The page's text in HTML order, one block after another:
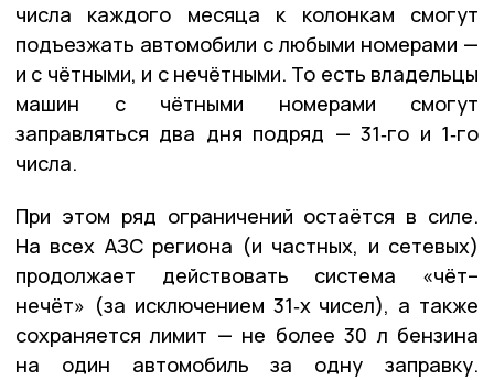
числа каждого месяца к колонкам смогут
подъезжать автомобили с любыми номерами —
и с чётными, и с нечётными. То есть владельцы
машин с чётными номерами смогут
заправляться два дня подряд — 31‑го и 1‑го
числа.
При этом ряд ограничений остаётся в силе.
На всех АЗС региона (и частных, и сетевых)
продолжает действовать система «чёт–
нечёт» (за исключением 31‑х чисел), а также
сохраняется лимит — не более 30 л бензина
на один автомобиль за одну заправку.